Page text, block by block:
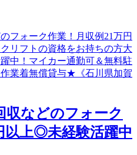
収などのフォーク
以上◎未経験活躍中